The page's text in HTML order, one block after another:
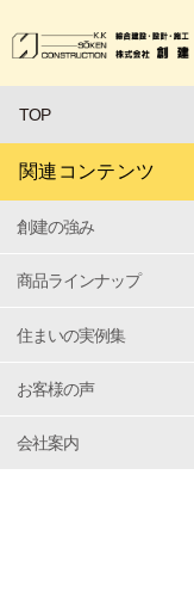
TOP
関連コンテンツ
創建の強み
商品ラインナップ
住まいの実例集
お客様の声
会社案内